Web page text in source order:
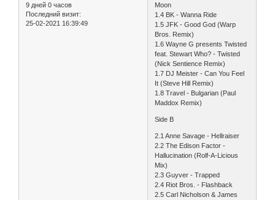
9 дней 0 часов
Последний визит:
25-02-2021 16:39:49
Moon
1.4 BK - Wanna Ride
1.5 JFK - Good God (Warp
Bros. Remix)
1.6 Wayne G presents Twisted
feat. Stewart Who? - Twisted
(Nick Sentience Remix)
1.7 DJ Meister - Can You Feel
It (Steve Hill Remix)
1.8 Travel - Bulgarian (Paul
Maddox Remix)
Side B
2.1 Anne Savage - Hellraiser
2.2 The Edison Factor -
Hallucination (Rolf-A-Licious
Mix)
2.3 Guyver - Trapped
2.4 Riot Bros. - Flashback
2.5 Carl Nicholson & James